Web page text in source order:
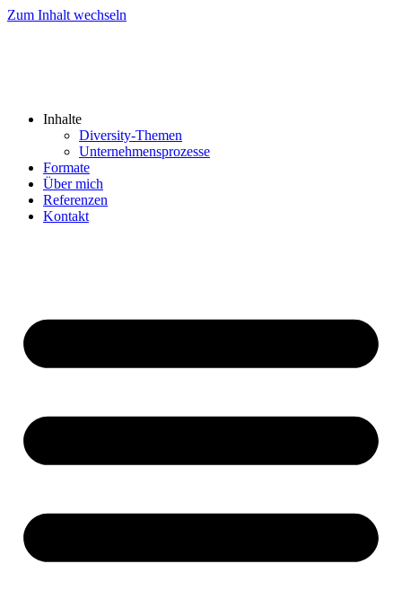
Zum Inhalt wechseln
Inhalte
Diversity-Themen
Unternehmensprozesse
Formate
Über mich
Referenzen
Kontakt